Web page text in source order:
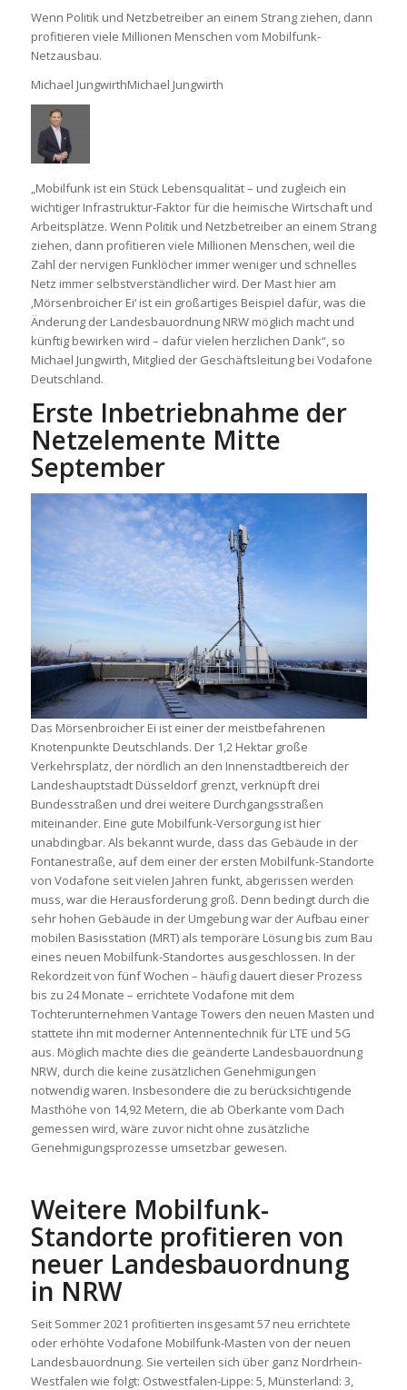
Wenn Politik und Netzbetreiber an einem Strang ziehen, dann
profitieren viele Millionen Menschen vom Mobilfunk-
Netzausbau.
Michael JungwirthMichael Jungwirth
„Mobilfunk ist ein Stück Lebensqualität – und zugleich ein
wichtiger Infrastruktur-Faktor für die heimische Wirtschaft und
Arbeitsplätze. Wenn Politik und Netzbetreiber an einem Strang
ziehen, dann profitieren viele Millionen Menschen, weil die
Zahl der nervigen Funklöcher immer weniger und schnelles
Netz immer selbstverständlicher wird. Der Mast hier am
‚Mörsenbroicher Ei‘ ist ein großartiges Beispiel dafür, was die
Änderung der Landesbauordnung NRW möglich macht und
künftig bewirken wird – dafür vielen herzlichen Dank“, so
Michael Jungwirth, Mitglied der Geschäftsleitung bei Vodafone
Deutschland.
Erste Inbetriebnahme der
Netzelemente Mitte
September
Das Mörsenbroicher Ei ist einer der meistbefahrenen
Knotenpunkte Deutschlands. Der 1,2 Hektar große
Verkehrsplatz, der nördlich an den Innenstadtbereich der
Landeshauptstadt Düsseldorf grenzt, verknüpft drei
Bundesstraßen und drei weitere Durchgangsstraßen
miteinander. Eine gute Mobilfunk-Versorgung ist hier
unabdingbar. Als bekannt wurde, dass das Gebäude in der
Fontanestraße, auf dem einer der ersten Mobilfunk-Standorte
von Vodafone seit vielen Jahren funkt, abgerissen werden
muss, war die Herausforderung groß. Denn bedingt durch die
sehr hohen Gebäude in der Umgebung war der Aufbau einer
mobilen Basisstation (MRT) als temporäre Lösung bis zum Bau
eines neuen Mobilfunk-Standortes ausgeschlossen. In der
Rekordzeit von fünf Wochen – häufig dauert dieser Prozess
bis zu 24 Monate – errichtete Vodafone mit dem
Tochterunternehmen Vantage Towers den neuen Masten und
stattete ihn mit moderner Antennentechnik für LTE und 5G
aus. Möglich machte dies die geänderte Landesbauordnung
NRW, durch die keine zusätzlichen Genehmigungen
notwendig waren. Insbesondere die zu berücksichtigende
Masthöhe von 14,92 Metern, die ab Oberkante vom Dach
gemessen wird, wäre zuvor nicht ohne zusätzliche
Genehmigungsprozesse umsetzbar gewesen.
Weitere Mobilfunk-
Standorte profitieren von
neuer Landesbauordnung
in NRW
Seit Sommer 2021 profitierten insgesamt 57 neu errichtete
oder erhöhte Vodafone Mobilfunk-Masten von der neuen
Landesbauordnung. Sie verteilen sich über ganz Nordrhein-
Westfalen wie folgt: Ostwestfalen-Lippe: 5, Münsterland: 3,